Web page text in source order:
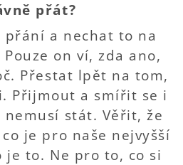
přát?
a nechat to na
on ví, zda ano,
Přestat lpět na tom,
Přijmout a smířit se i
nemusí stát. Věřit, že
je pro naše nejvyšší
to. Ne pro to, co si